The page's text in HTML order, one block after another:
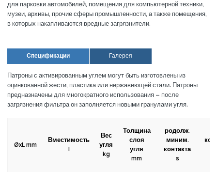
для парковки автомобилей, помещения для компьютерной техники,
музеи, архивы, прочие сферы промышленности, а также помещения,
в которых накапливаются вредные загрязнители.
Спецификации Галерея
Патроны с активированным углем могут быть изготовлены из
оцинкованной жести, пластика или нержавеющей стали. Патроны
предназначены для многократного использования – после
загрязнения фильтра он заполняется новыми гранулами угля.
ØxL mm
Вместимость
Вес
угля
kg
Толщина
слоя
угля
mm
родолж.
миним.
контакта
s